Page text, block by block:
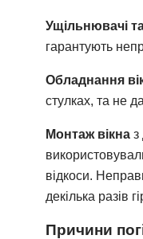
Ущільнювачі
гарантують
Обладнання
стулках, та не
Монтаж вікна з
відкоси.
декілька разів
Причини